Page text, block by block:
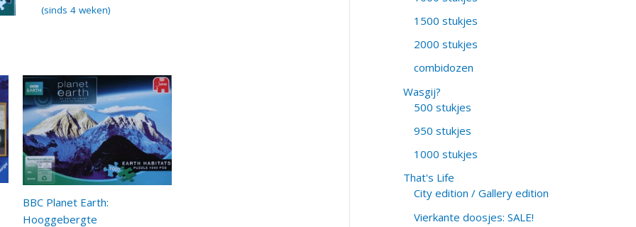
(sinds 4 weken)
BBC Planet Earth:
Hooggebergte
1500 stukjes
2000 stukjes
combidozen
Wasgij?
500 stukjes
950 stukjes
1000 stukjes
That's Life
City edition / Gallery edition
Vierkante doosjes: SALE!